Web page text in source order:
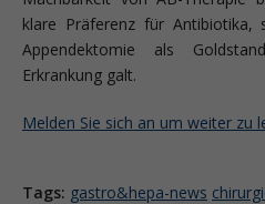
klare Präferenz für Antibiotika,
Appendektomie als
Erkrankung galt.
Melden Sie sich an um weiter zu
Tags: gastro&hepa-news